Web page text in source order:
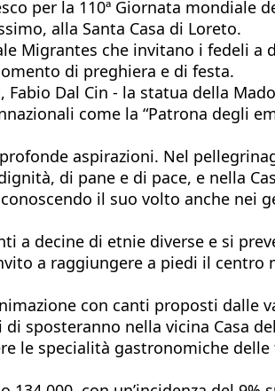
per la 110ª Giornata mondiale
alla Santa Casa di Loreto.
Migrantes che invitano i fedeli
di preghiera e di festa.
Dal Cin - la statua della
come la “Patrona degli
aspirazioni. Nel
di pane e di pace, e nella
il suo volto anche nei
decine di etnie diverse e si
a raggiungere a piedi il
con canti proposti dalle
sposteranno nella vicina Casa
specialità gastronomiche delle